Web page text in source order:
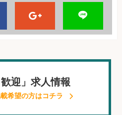
歓迎」求人情報
希望の方はコチラ